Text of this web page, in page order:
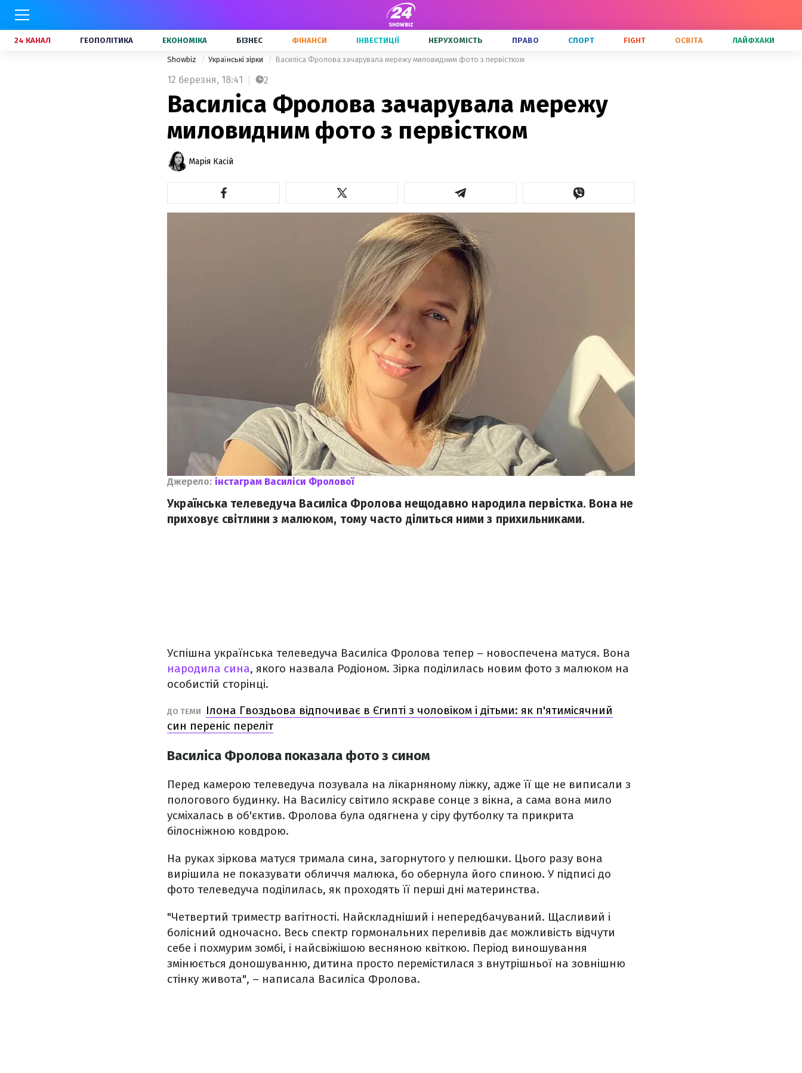
24 КАНАЛ ГЕОПОЛІТИКА ЕКОНОМІКА БІЗНЕС ФІНАНСИ ІНВЕСТИЦІЇ НЕРУХОМІСТЬ ПРАВО СПОРТ FIGHT ОСВІТА ЛАЙФХАКИ
Showbiz Українські зірки Василіса Фролова зачарувала мережу миловидним фото з первістком
12 березня, 18:41 2
Василіса Фролова зачарувала мережу
миловидним фото з первістком
Марія Касій
Джерело: інстаграм Василіси Фролової
Українська телеведуча Василіса Фролова нещодавно народила первістка. Вона не
приховує світлини з малюком, тому часто ділиться ними з прихильниками.
Успішна українська телеведуча Василіса Фролова тепер – новоспечена матуся. Вона
народила сина, якого назвала Родіоном. Зірка поділилась новим фото з малюком на
особистій сторінці.
ДО ТЕМИ
Ілона Гвоздьова відпочиває в Єгипті з чоловіком і дітьми: як п'ятимісячний
син переніс переліт
Василіса Фролова показала фото з сином
Перед камерою телеведуча позувала на лікарняному ліжку, адже її ще не виписали з
пологового будинку. На Василісу світило яскраве сонце з вікна, а сама вона мило
усміхалась в об'єктив. Фролова була одягнена у сіру футболку та прикрита
білосніжною ковдрою.
На руках зіркова матуся тримала сина, загорнутого у пелюшки. Цього разу вона
вирішила не показувати обличчя малюка, бо обернула його спиною. У підписі до
фото телеведуча поділилась, як проходять її перші дні материнства.
"Четвертий триместр вагітності. Найскладніший і непередбачуваний. Щасливий і
болісний одночасно. Весь спектр гормональних переливів дає можливість відчути
себе і похмурим зомбі, і найсвіжішою весняною квіткою. Період виношування
змінюється доношуванню, дитина просто перемістилася з внутрішньої на зовнішню
стінку живота", – написала Василіса Фролова.